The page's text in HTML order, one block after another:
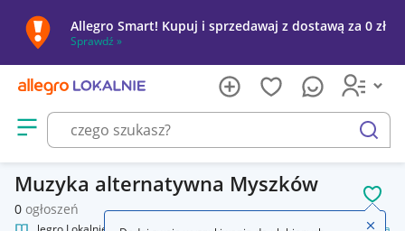
Allegro Smart! Kupuj i sprzedawaj z dostawą za 0 zł
Sprawdź »
Otwórz menu z kategoriami
szukaj
Muzyka alternatywna Myszków
0 ogłoszeń